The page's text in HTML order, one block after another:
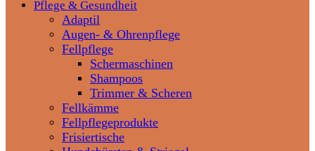
Pflege & Gesundheit
Adaptil
Augen- & Ohrenpflege
Fellpflege
Schermaschinen
Shampoos
Trimmer & Scheren
Fellkämme
Fellpflegeprodukte
Frisiertische